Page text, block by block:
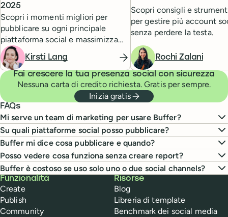
2025
Scopri i momenti migliori per
pubblicare su ogni principale
piattaforma social e massimizza
l'engagement raggiungendo il tuo
pubblico.Kirsti Lang
Scopri consigli e
per gestire più account
senza perdere la testa.
Rochi Zalani
Fai crescere la tua presenza social con sicurezza
Nessuna carta di credito richiesta. Gratis per sempre.
Inizia gratis
FAQs
Mi serve un team di marketing per usare Buffer?
Su quali piattaforme social posso pubblicare?
Buffer mi dice cosa pubblicare e quando?
Posso vedere cosa funziona senza creare report?
Buffer è costoso se uso solo uno o due social channels?
Buffer
Funzionalità
Create
Publish
Community
Risorse
Blog
Libreria di template
Benchmark dei social media